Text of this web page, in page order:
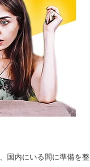
国内にいる間に準備を整